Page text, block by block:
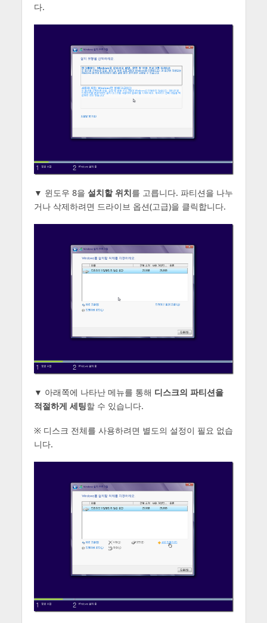
다.
▼ 윈도우 8을 설치할 위치를 고릅니다. 파티션을 나누
거나 삭제하려면 드라이브 옵션(고급)을 클릭합니다.
▼ 아래쪽에 나타난 메뉴를 통해 디스크의 파티션을
적절하게 세팅할 수 있습니다.
※ 디스크 전체를 사용하려면 별도의 설정이 필요 없습
니다.